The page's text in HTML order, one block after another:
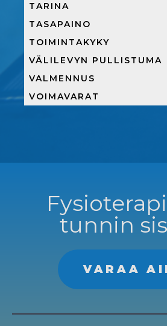
TARINA
TASAPAINO
TOIMINTAKYKY
VÄLILEVYN PULLISTUMA
VALMENNUS
VOIMAVARAT
tunnin
VARAA